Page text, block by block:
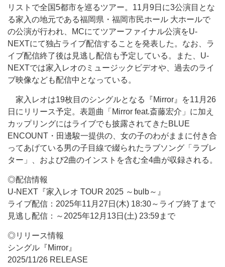
リストで全国5都市を巡るツアー。11月9日に3公演目とな
る家入の地元である福岡県・福岡市民ホール 大ホールで
の公演が行われ、MCにてツアーファイナル公演をU-
NEXTにて独占ライブ配信することを発表した。なお、ラ
イブ配信終了後は見逃し配信も予定している。また、U-
NEXTでは家入レオのミュージックビデオや、過去のライ
ブ映像なども配信中となっている。
家入レオは19枚目のシングルとなる『Mirror』を11月26
日にリリース予定。表題曲「Mirror feat.斎藤宏介」に加え
カップリングにはライブでも披露されてきたBLUE
ENCOUNT・田邊駿一提供の、女の子のわがままに付き合
ってあげている男の子目線で綴られたラブソング「ラブレ
ター」、および2曲のインストを含む全4曲が収録される。
◎配信情報
U-NEXT『家入レオ TOUR 2025 ～bulb～』
ライブ配信：2025年11月27日(木) 18:30～ライブ終了まで
見逃し配信：～2025年12月13日(土) 23:59まで
◎リリース情報
シングル『Mirror』
2025/11/26 RELEASE